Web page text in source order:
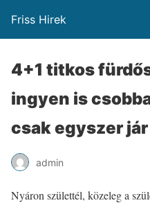
Friss Hirek
4+1 titkos
ingyen is
csak egyszer
admin
Nyáron születtél, közeleg a